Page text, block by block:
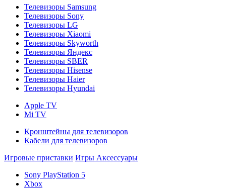
Телевизоры Samsung
Телевизоры Sony
Телевизоры LG
Телевизоры Xiaomi
Телевизоры Skyworth
Телевизоры Яндекс
Телевизоры SBER
Телевизоры Hisense
Телевизоры Haier
Телевизоры Hyundai
Apple TV
Mi TV
Кронштейны для телевизоров
Кабели для телевизоров
Игровые приставки Игры Аксессуары
Sony PlayStation 5
Xbox